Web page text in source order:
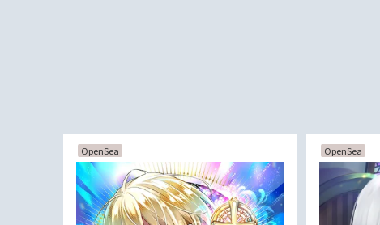
OpenSea OpenSea